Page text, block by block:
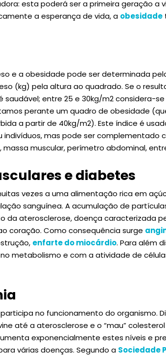
esta poderá ser a primeira geração a
a esperança de vida, a obesidade
e a obesidade pode ser determinada
(kg) pela altura ao quadrado. Se o
saudável; entre 25 e 30kg/m2 considera-
perante um quadro de obesidade
a partir de 40kg/m2). Este índice é
indivíduos, mas pode ser complementado
muscular, perímetro abdominal,
e diabetes
vezes a uma alimentação rica em
sanguínea. A acumulação de
da aterosclerose, doença caracterizada
coração. Como consequência surge
enfarte do miocárdio. Para além
metabolismo e com a atividade de
no funcionamento do organismo.
até a aterosclerose e o “mau”
exponencialmente estes níveis e
várias doenças. Segundo a Sociedade